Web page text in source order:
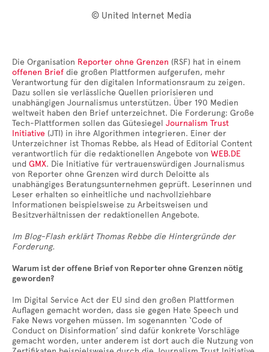
© United Internet Media
Die Organisation Reporter ohne Grenzen (RSF) hat in einem
offenen Brief die großen Plattformen aufgerufen, mehr
Verantwortung für den digitalen Informationsraum zu zeigen.
Dazu sollen sie verlässliche Quellen priorisieren und
unabhängigen Journalismus unterstützen. Über 190 Medien
weltweit haben den Brief unterzeichnet. Die Forderung: Große
Tech-Plattformen sollen das Gütesiegel Journalism Trust
Initiative (JTI) in ihre Algorithmen integrieren. Einer der
Unterzeichner ist Thomas Rebbe, als Head of Editorial Content
verantwortlich für die redaktionellen Angebote von WEB.DE
und GMX. Die Initiative für vertrauenswürdigen Journalismus
von Reporter ohne Grenzen wird durch Deloitte als
unabhängiges Beratungsunternehmen geprüft. Leserinnen und
Leser erhalten so einheitliche und nachvollziehbare
Informationen beispielsweise zu Arbeitsweisen und
Besitzverhältnissen der redaktionellen Angebote.
Im Blog-Flash erklärt Thomas Rebbe die Hintergründe der
Forderung.
Warum ist der offene Brief von Reporter ohne Grenzen nötig
geworden?
Im Digital Service Act der EU sind den großen Plattformen
Auflagen gemacht worden, dass sie gegen Hate Speech und
Fake News vorgehen müssen. Im sogenannten ‘Code of
Conduct on Disinformation’ sind dafür konkrete Vorschläge
gemacht worden, unter anderem ist dort auch die Nutzung von